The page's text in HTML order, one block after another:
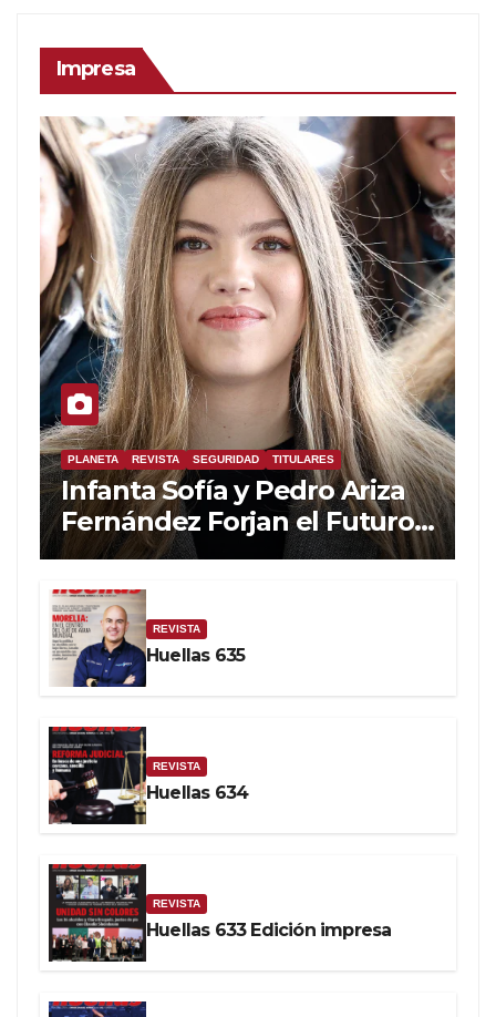
Impresa
PLANETA REVISTA SEGURIDAD TITULARES
Infanta Sofía y Pedro Ariza
Fernández Forjan el Futuro
de la Soberanía Real
REVISTA
Huellas 635
REVISTA
Huellas 634
REVISTA
Huellas 633 Edición impresa